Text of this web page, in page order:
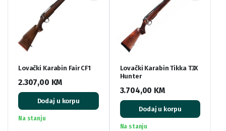
Lovački Karabin Fair CF1
2.307,00 KM
Dodaj u korpu
Na stanju
Lovački Karabin Tikka T3X
Hunter
3.704,00 KM
Dodaj u korpu
Na stanju